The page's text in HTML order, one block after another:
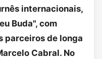
internacionais,
Buda", com
parceiros de longa
Cabral. No